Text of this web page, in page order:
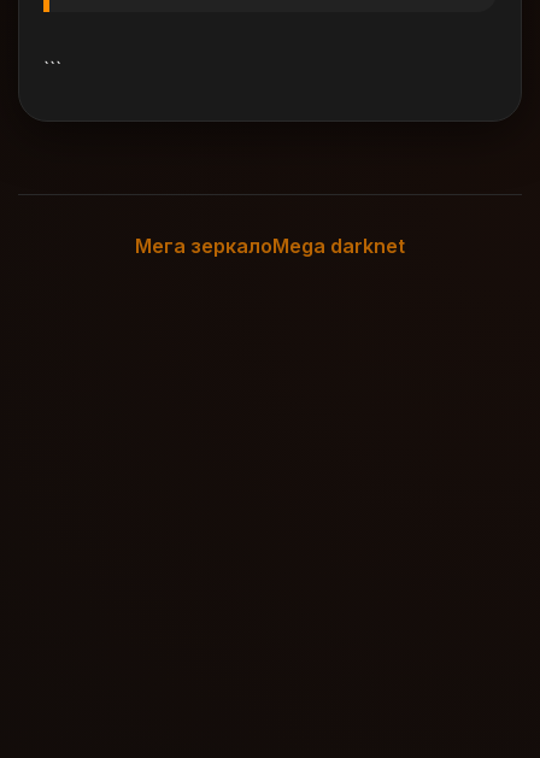
```
Мега зеркалоMega darknet